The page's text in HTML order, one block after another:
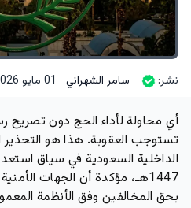
نشر: سامر الشهراني 01 مايو 2026 الساعة 08:50 مساءاً
أي محاولة لأداء الحج دون تصريح
تستوجب العقوبة. هذا هو التحذير
الداخلية السعودية في سياق
1447هـ، مؤكدة أن الجهات
بحق المخالفين وفق الأنظمة